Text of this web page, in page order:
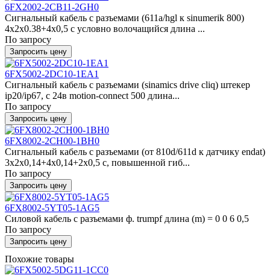
6FX2002-2CB11-2GH0
Сигнальный кабель с разъемами (611a/hgl к sinumerik 800)
4x2x0.38+4x0,5 c условно волочащийся длина ...
По запросу
Запросить цену
6FX5002-2DC10-1EA1
Сигнальный кабель с разъемами (sinamics drive cliq) штекер
ip20/ip67, с 24в motion-connect 500 длина...
По запросу
Запросить цену
6FX8002-2CH00-1BH0
Сигнальный кабель с разъемами (от 810d/611d к датчику endat)
3x2x0,14+4x0,14+2x0,5 c, повышенной гиб...
По запросу
Запросить цену
6FX8002-5YT05-1AG5
Силовой кабель с разъемами ф. trumpf длина (m) = 0 0 6 0,5
По запросу
Запросить цену
Похожие товары